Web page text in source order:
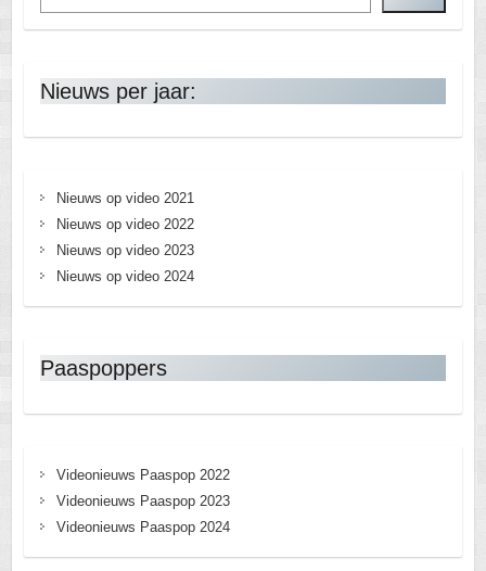
Nieuws per jaar:
Nieuws op video 2021
Nieuws op video 2022
Nieuws op video 2023
Nieuws op video 2024
Paaspoppers
Videonieuws Paaspop 2022
Videonieuws Paaspop 2023
Videonieuws Paaspop 2024